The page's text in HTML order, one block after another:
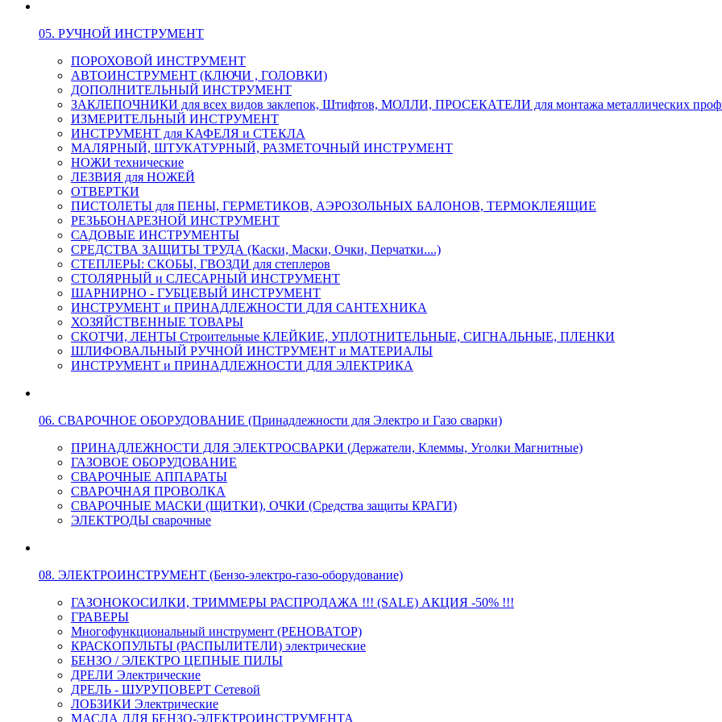
05. РУЧНОЙ ИНСТРУМЕНТ
ПОРОХОВОЙ ИНСТРУМЕНТ
АВТОИНСТРУМЕНТ (КЛЮЧИ , ГОЛОВКИ)
ДОПОЛНИТЕЛЬНЫЙ ИНСТРУМЕНТ
ЗАКЛЕПОЧНИКИ для всех видов заклепок, Штифтов, МОЛЛИ, ПРОСЕКАТЕЛИ для монтажа металлических
ИЗМЕРИТЕЛЬНЫЙ ИНСТРУМЕНТ
ИНСТРУМЕНТ для КАФЕЛЯ и СТЕКЛА
МАЛЯРНЫЙ, ШТУКАТУРНЫЙ, РАЗМЕТОЧНЫЙ ИНСТРУМЕНТ
НОЖИ технические
ЛЕЗВИЯ для НОЖЕЙ
ОТВЕРТКИ
ПИСТОЛЕТЫ для ПЕНЫ, ГЕРМЕТИКОВ, АЭРОЗОЛЬНЫХ БАЛОНОВ, ТЕРМОКЛЕЯЩИЕ
РЕЗЬБОНАРЕЗНОЙ ИНСТРУМЕНТ
САДОВЫЕ ИНСТРУМЕНТЫ
СРЕДСТВА ЗАЩИТЫ ТРУДА (Каски, Маски, Очки, Перчатки....)
СТЕПЛЕРЫ: СКОБЫ, ГВОЗДИ для степлеров
СТОЛЯРНЫЙ и СЛЕСАРНЫЙ ИНСТРУМЕНТ
ШАРНИРНО - ГУБЦЕВЫЙ ИНСТРУМЕНТ
ИНСТРУМЕНТ и ПРИНАДЛЕЖНОСТИ ДЛЯ САНТЕХНИКА
ХОЗЯЙСТВЕННЫЕ ТОВАРЫ
СКОТЧИ, ЛЕНТЫ Строительные КЛЕЙКИЕ, УПЛОТНИТЕЛЬНЫЕ, СИГНАЛЬНЫЕ, ПЛЕНКИ
ШЛИФОВАЛЬНЫЙ РУЧНОЙ ИНСТРУМЕНТ и МАТЕРИАЛЫ
ИНСТРУМЕНТ и ПРИНАДЛЕЖНОСТИ ДЛЯ ЭЛЕКТРИКА
06. СВАРОЧНОЕ ОБОРУДОВАНИЕ (Принадлежности для Электро и Газо сварки)
ПРИНАДЛЕЖНОСТИ ДЛЯ ЭЛЕКТРОСВАРКИ (Держатели, Клеммы, Уголки Магнитные)
ГАЗОВОЕ ОБОРУДОВАНИЕ
СВАРОЧНЫЕ АППАРАТЫ
СВАРОЧНАЯ ПРОВОЛКА
СВАРОЧНЫЕ МАСКИ (ЩИТКИ), ОЧКИ (Средства защиты КРАГИ)
ЭЛЕКТРОДЫ сварочные
08. ЭЛЕКТРОИНСТРУМЕНТ (Бензо-электро-газо-оборудование)
ГАЗОНОКОСИЛКИ, ТРИММЕРЫ РАСПРОДАЖА !!! (SALE) АКЦИЯ -50% !!!
ГРАВЕРЫ
Многофункциональный инструмент (РЕНОВАТОР)
КРАСКОПУЛЬТЫ (РАСПЫЛИТЕЛИ) электрические
БЕНЗО / ЭЛЕКТРО ЦЕПНЫЕ ПИЛЫ
ДРЕЛИ Электрические
ДРЕЛЬ - ШУРУПОВЕРТ Сетевой
ЛОБЗИКИ Электрические
МАСЛА ДЛЯ БЕНЗО-ЭЛЕКТРОИНСТРУМЕНТА